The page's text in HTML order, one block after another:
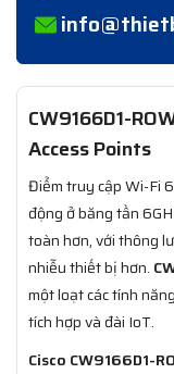
CW9166D1-
Access Points
Điểm truy cập Wi-Fi
động ở băng tần
toàn hơn, với thông
nhiễu thiết bị hơn.
một loạt các tính
tích hợp và đài IoT.
Cisco CW9166D1-